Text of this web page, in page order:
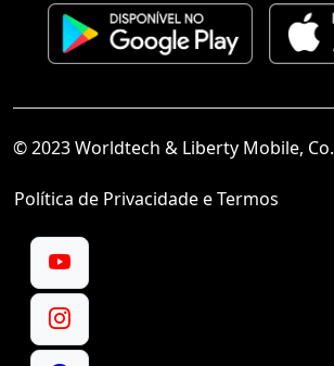
© 2023 Worldtech & Liberty Mobile, Co.
Política de Privacidade e Termos